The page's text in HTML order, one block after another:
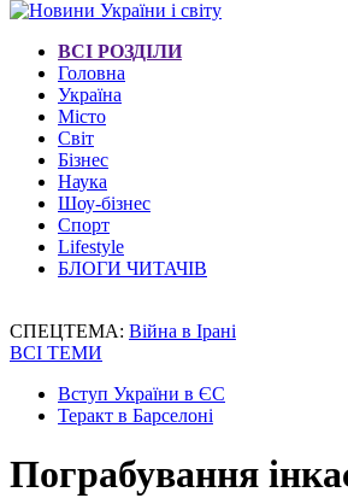
ВСІ РОЗДІЛИ
Головна
Україна
Місто
Світ
Бізнес
Наука
Шоу-бізнес
Спорт
Lifestyle
БЛОГИ ЧИТАЧІВ
СПЕЦТЕМА: Війна в Ірані
ВСІ ТЕМИ
Вступ України в ЄС
Теракт в Барселоні
Пограбування